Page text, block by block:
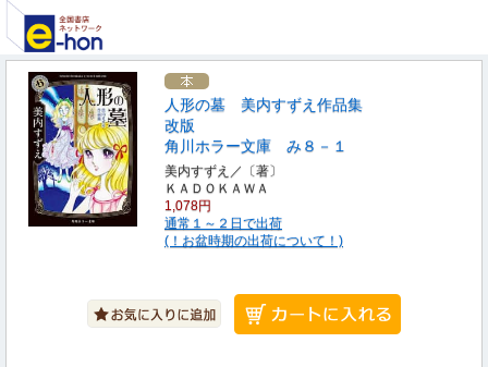
人形の墓 美内すずえ作品集
改版
角川ホラー文庫 み８－１
美内すずえ／〔著〕
ＫＡＤＯＫＡＷＡ
1,078円
通常１～２日で出荷
(！お盆時期の出荷について！)